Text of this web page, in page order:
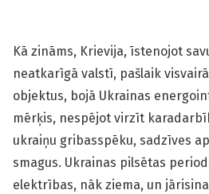
Kā zināms, Krievija, īstenojot
neatkarīgā valstī, pašlaik
objektus, bojā Ukrainas
mērķis, nespējot virzīt
ukraiņu gribasspēku, sadzīves
smagus. Ukrainas pilsētas
elektrības, nāk ziema, un